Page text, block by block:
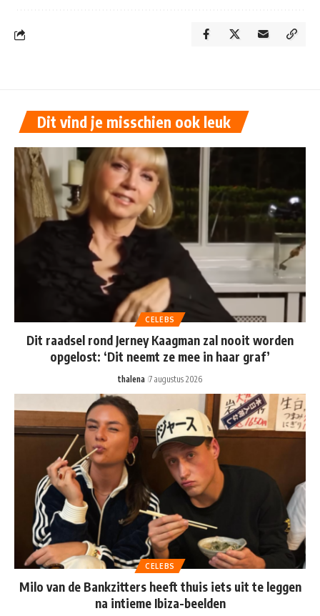
Dit vind je misschien ook leuk
CELEBS
Dit raadsel rond Jerney Kaagman zal nooit worden
opgelost: ‘Dit neemt ze mee in haar graf’
thalena 7 augustus 2026
CELEBS
Milo van de Bankzitters heeft thuis iets uit te leggen
na intieme Ibiza-beelden